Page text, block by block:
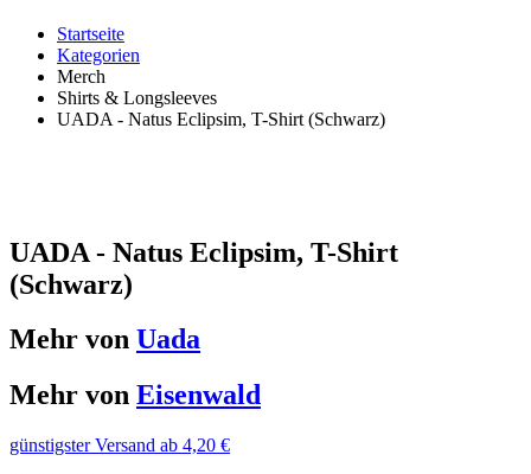
Startseite
Kategorien
Merch
Shirts & Longsleeves
UADA - Natus Eclipsim, T-Shirt (Schwarz)
UADA - Natus Eclipsim, T-Shirt
(Schwarz)
Mehr von Uada
Mehr von Eisenwald
günstigster Versand ab 4,20 €